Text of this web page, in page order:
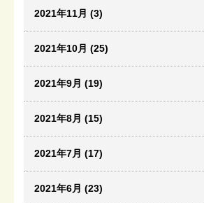
2021年11月 (3)
2021年10月 (25)
2021年9月 (19)
2021年8月 (15)
2021年7月 (17)
2021年6月 (23)